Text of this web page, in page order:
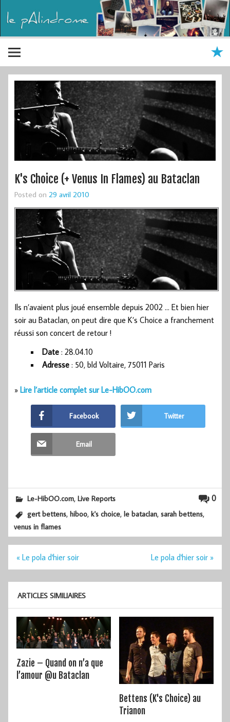
K's Choice (+ Venus In Flames) au Bataclan
Posted on 29 avril 2010
Ils n’avaient plus joué ensemble depuis 2002 … Et bien hier
soir au Bataclan, on peut dire que K’s Choice a franchement
réussi son concert de retour !
Date : 28.04.10
Adresse : 50, bld Voltaire, 75011 Paris
» Lire l’article complet sur Le-HibOO.com
Facebook Twitter
Email
0
Le-HibOO.com,Live Reports
gert bettens,hiboo,k's choice,le bataclan,sarah bettens,
venus in flames
Navigation
« Le pola d'hier soir Le pola d'hier soir »
ARTICLES SIMILIAIRES
Zazie – Quand on n’a que
l’amour @u Bataclan
Bettens (K's Choice) au
Trianon